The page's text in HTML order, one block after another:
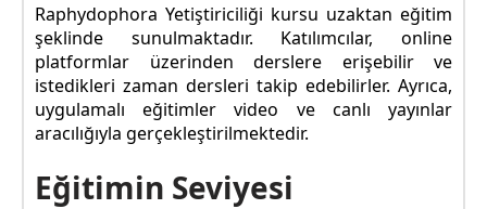
Raphydophora Yetiştiriciliği kursu uzaktan eğitim
şeklinde sunulmaktadır. Katılımcılar, online
platformlar üzerinden derslere erişebilir ve
istedikleri zaman dersleri takip edebilirler. Ayrıca,
uygulamalı eğitimler video ve canlı yayınlar
aracılığıyla gerçekleştirilmektedir.
Eğitimin Seviyesi